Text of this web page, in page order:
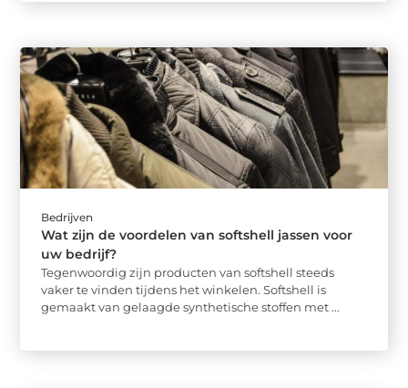
Bedrijven
Wat zijn de voordelen van softshell jassen voor
uw bedrijf?
Tegenwoordig zijn producten van softshell steeds
vaker te vinden tijdens het winkelen. Softshell is
gemaakt van gelaagde synthetische stoffen met ...